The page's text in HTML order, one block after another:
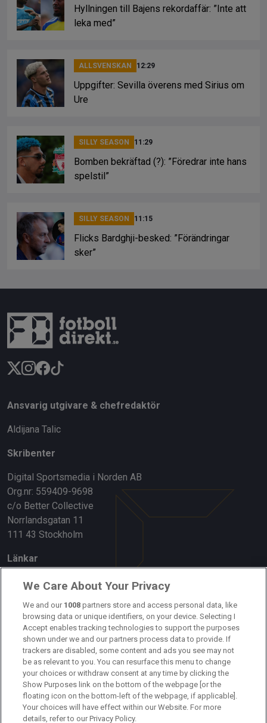
Hyllningen till Bajens rekordaffär: ”Inte att
leka med”
ALLSVENSKAN 12:29
Uppgifter: Sevilla överens med Sirius om
Ure
SILLY SEASON 11:29
Bomben bekräftad (?): ”Föredrar inte hans
spelstil”
SILLY SEASON 11:15
Flicks Bardghji-besked: ”Förändringar
sker”
Ansvarig utgivare & chefredaktör
Aldijana Talic
Skribenter
Digital Sportsmedia i Norden AB
Org.nr: 559409-9698
c/o Better Collective
Norrlandsgatan 11
111 43 Stockholm
Länkar
Om oss
Kontakta oss
Kundtjänst
Sponsor: Rekatochklart
Annonsera på Fotbolldirekt
Redaktionell policy
We Care About Your Privacy
We and our 1008 partners store and access personal data, like
browsing data or unique identifiers, on your device. Selecting I
Accept enables tracking technologies to support the purposes
shown under we and our partners process data to provide. If
trackers are disabled, some content and ads you see may not
be as relevant to you. You can resurface this menu to change
your choices or withdraw consent at any time by clicking the
Show Purposes link on the bottom of the webpage [or the
floating icon on the bottom-left of the webpage, if applicable].
Your choices will have effect within our Website. For more
details, refer to our Privacy Policy.